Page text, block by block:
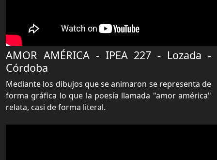
AMOR AMÉRICA - IPEA 227 - Lozada -
Córdoba
Mediante los dibujos que se animaron se representa de
forma gráfica lo que la poesía llamada "amor américa"
relata, casi de forma literal.